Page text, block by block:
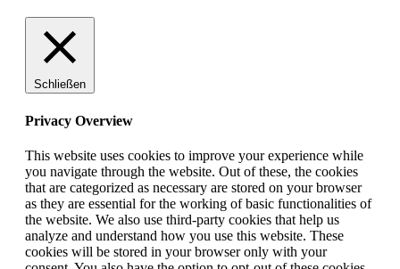
Schließen
Privacy Overview
This website uses cookies to improve your experience while
you navigate through the website. Out of these, the cookies
that are categorized as necessary are stored on your browser
as they are essential for the working of basic functionalities of
the website. We also use third-party cookies that help us
analyze and understand how you use this website. These
cookies will be stored in your browser only with your